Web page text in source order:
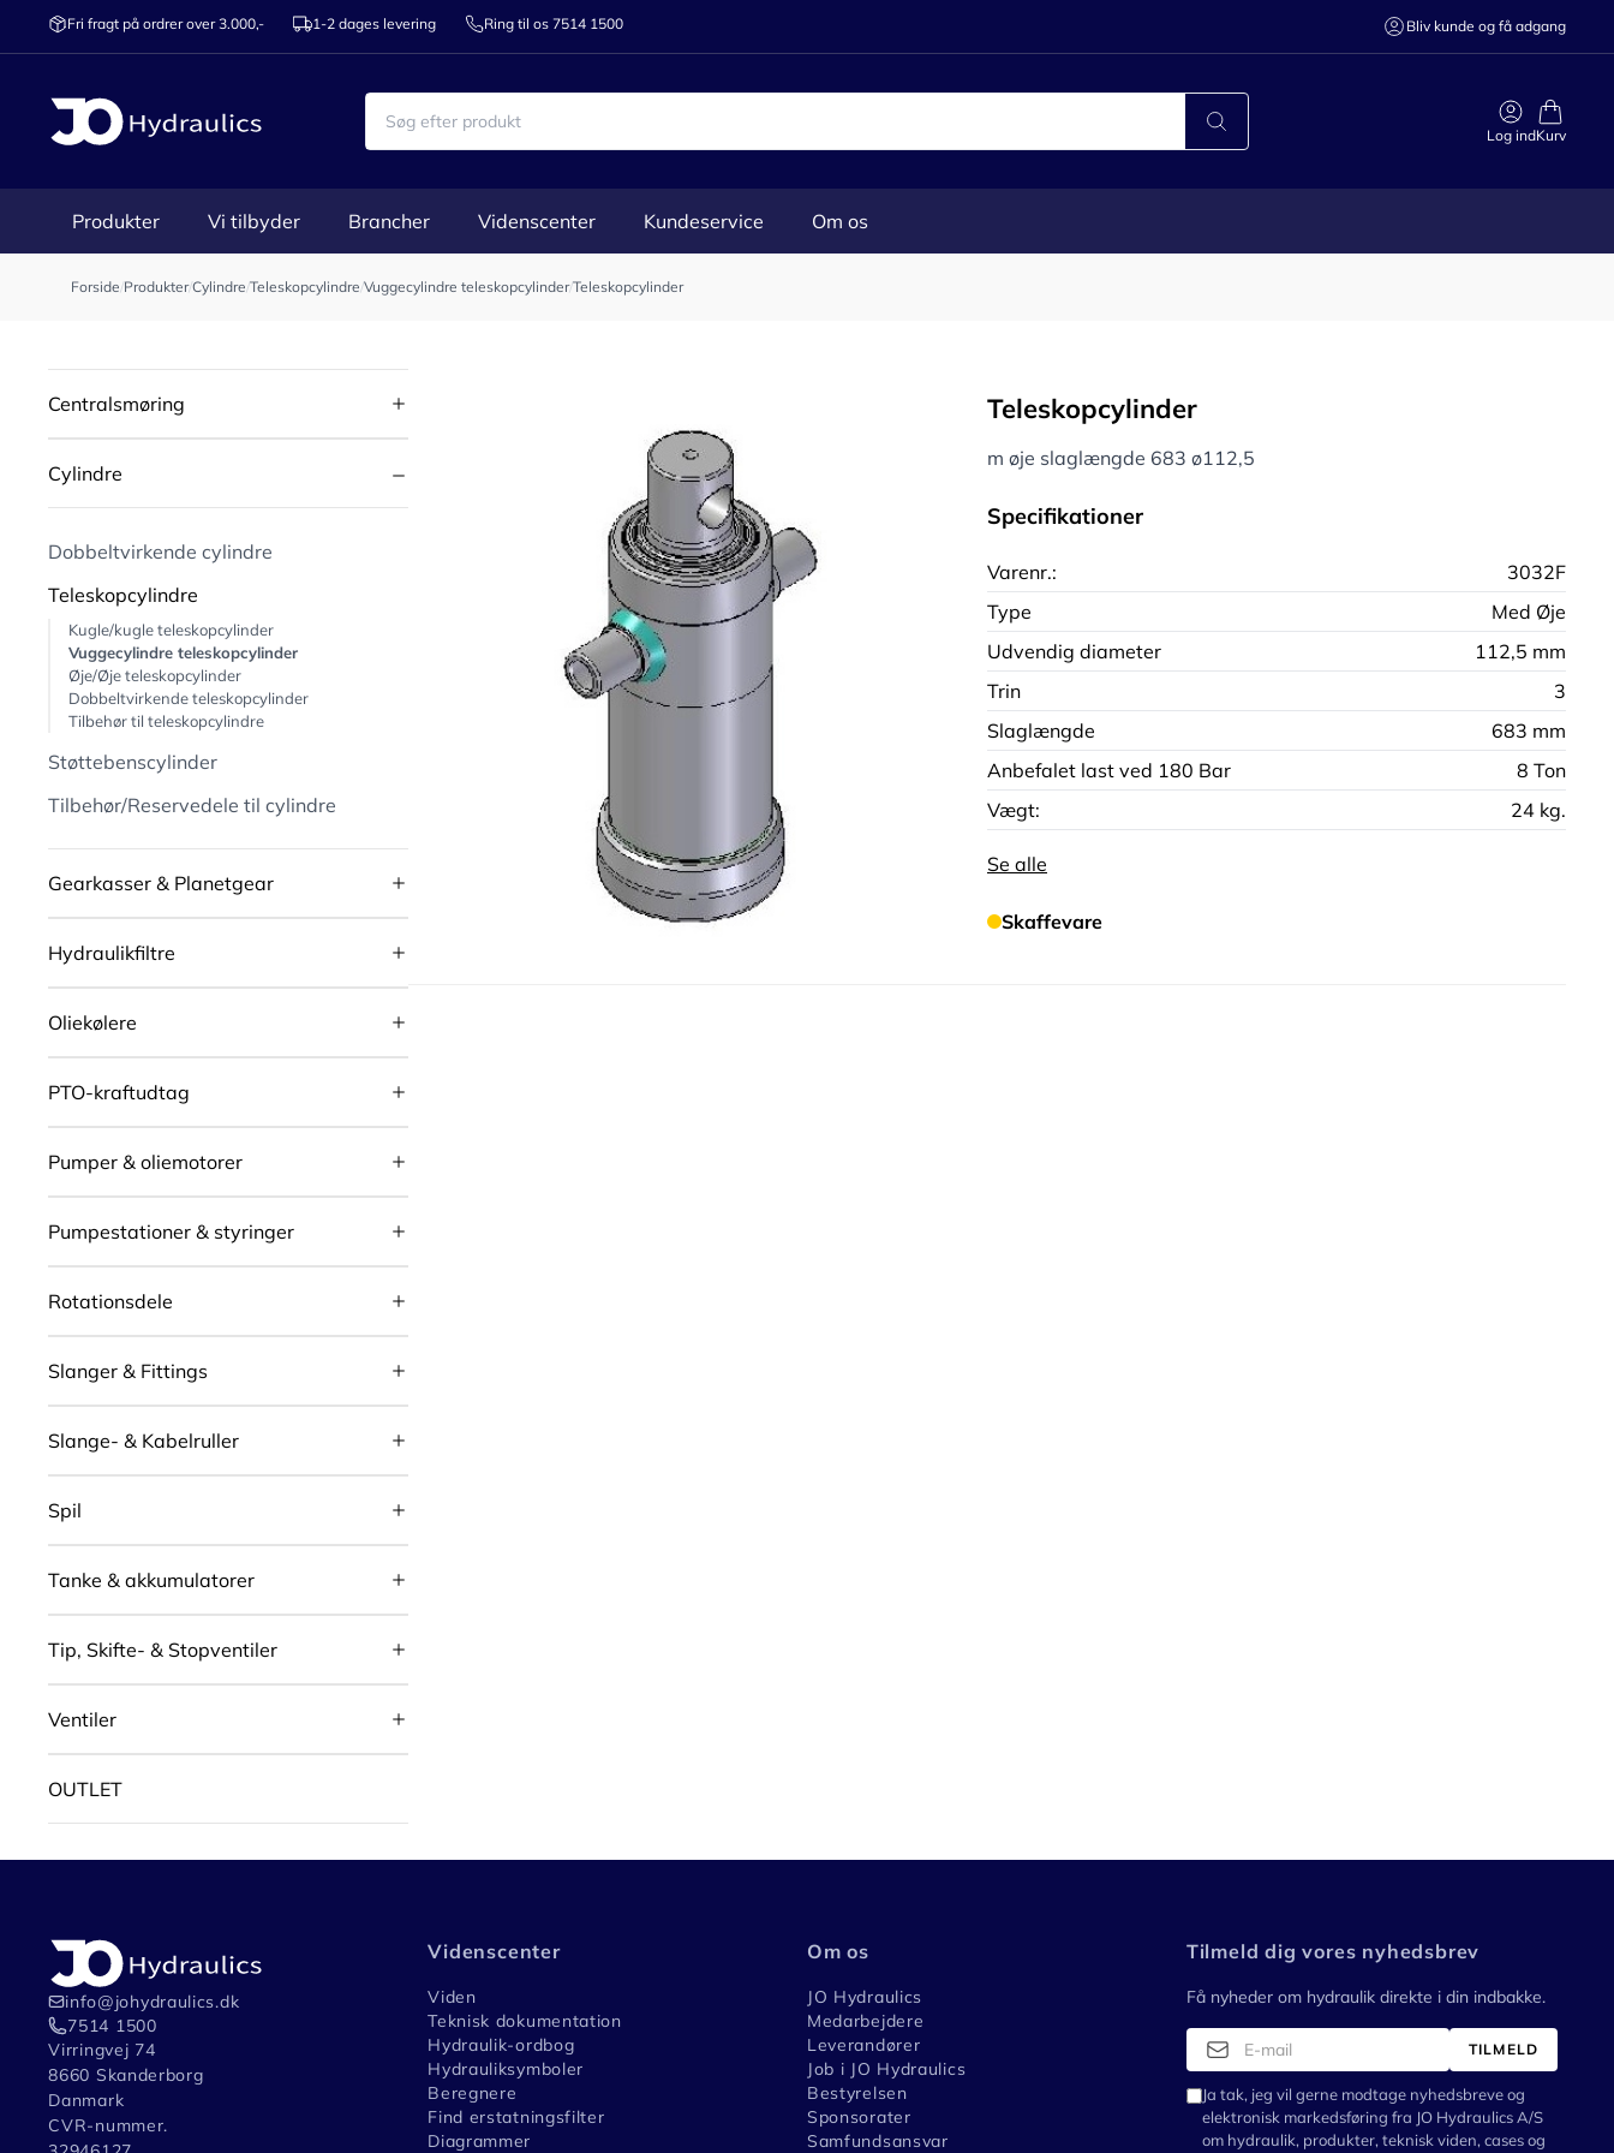
Fri fragt på ordrer over 3.000,- 1-2 dages levering Ring til os 7514 1500 Bliv kunde og få adgang
Log indKurv
Produkter Vi tilbyder Brancher Videnscenter Kundeservice Om os
Forside/Produkter/Cylindre/Teleskopcylindre/Vuggecylindre teleskopcylinder/Teleskopcylinder
Centralsmøring
Cylindre
Dobbeltvirkende cylindre
Teleskopcylindre
Kugle/kugle teleskopcylinder
Vuggecylindre teleskopcylinder
Øje/Øje teleskopcylinder
Dobbeltvirkende teleskopcylinder
Tilbehør til teleskopcylindre
Støttebenscylinder
Tilbehør/Reservedele til cylindre
Gearkasser & Planetgear
Hydraulikfiltre
Oliekølere
PTO-kraftudtag
Pumper & oliemotorer
Pumpestationer & styringer
Rotationsdele
Slanger & Fittings
Slange- & Kabelruller
Spil
Tanke & akkumulatorer
Tip, Skifte- & Stopventiler
Ventiler
OUTLET
Teleskopcylinder
m øje slaglængde 683 ø112,5
Specifikationer
Varenr.:
3032F
Type
Med Øje
Udvendig diameter
112,5 mm
Trin
3
Slaglængde
683 mm
Anbefalet last ved 180 Bar
8 Ton
Vægt:
24 kg.
Se alle
Skaffevare
info@johydraulics.dk
7514 1500
Virringvej 74
8660 Skanderborg
Danmark
CVR-nummer.
Videnscenter
Viden
Teknisk dokumentation
Hydraulik-ordbog
Hydrauliksymboler
Beregnere
Find erstatningsfilter
Diagrammer
Om os
JO Hydraulics
Medarbejdere
Leverandører
Job i JO Hydraulics
Bestyrelsen
Sponsorater
Samfundsansvar
Tilmeld dig vores nyhedsbrev
Få nyheder om hydraulik direkte i din indbakke.
TILMELD
Ja tak, jeg vil gerne modtage nyhedsbreve og
elektronisk markedsføring fra JO Hydraulics A/S
om hydraulik, produkter, teknisk viden, cases og